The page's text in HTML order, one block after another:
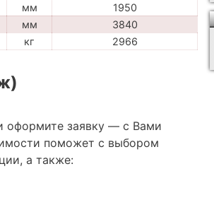
мм
1950
мм
3840
кг 2966
оформите заявку — с Вами
поможет с выбором
а также: